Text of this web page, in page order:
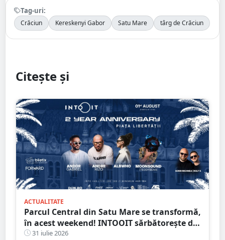
Tag-uri:
Crăciun Kereskenyi Gabor Satu Mare târg de Crăciun
Citește și
ACTUALITATE
Parcul Central din Satu Mare se transformă,
în acest weekend! INTOOIT sărbătorește doi
ani printr-un eveniment spectaculos
31 iulie 2026